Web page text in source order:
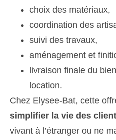
choix des matériaux,
coordination des
suivi des travaux,
aménagement et
livraison finale du
location.
Chez Elysee-Bat, cette
simplifier la vie des
vivant à l’étranger ou ne